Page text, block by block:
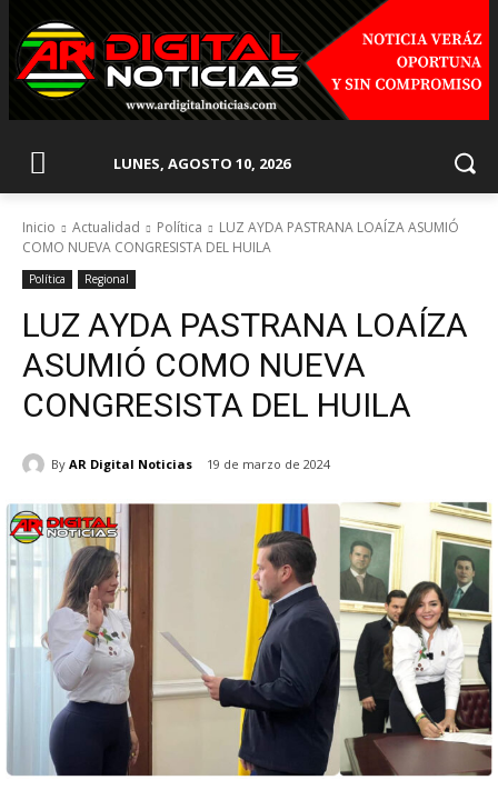
LUNES, AGOSTO 10, 2026
Inicio Actualidad Política
LUZ AYDA PASTRANA LOAÍZA ASUMIÓ
COMO NUEVA CONGRESISTA DEL HUILA
Política Regional
LUZ AYDA PASTRANA LOAÍZA
ASUMIÓ COMO NUEVA
CONGRESISTA DEL HUILA
By AR Digital Noticias 19 de marzo de 2024